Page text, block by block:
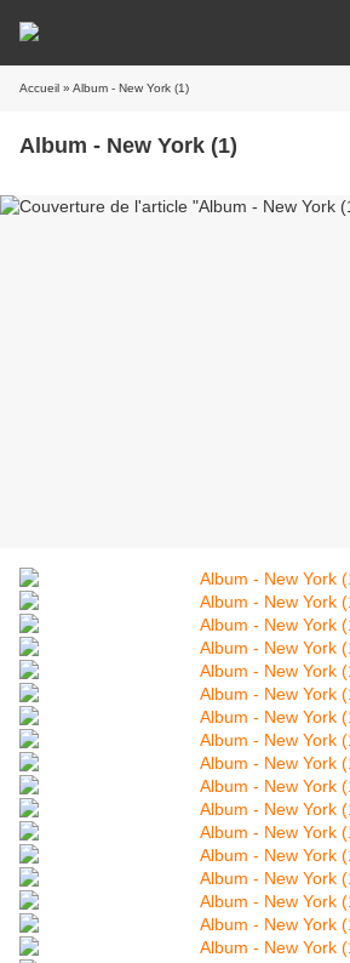
Accueil » Album - New York (1)
Album - New York (1)